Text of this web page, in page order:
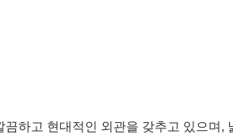
끔하고 현대적인 외관을 갖추고 있으며